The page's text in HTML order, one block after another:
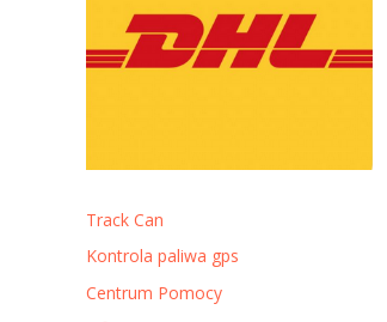
Track Can
Kontrola paliwa gps
Centrum Pomocy